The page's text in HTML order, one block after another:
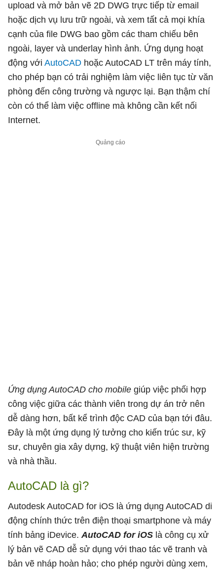
upload và mở bản vẽ 2D DWG trực tiếp từ email
hoặc dịch vụ lưu trữ ngoài, và xem tất cả mọi khía
cạnh của file DWG bao gồm các tham chiếu bên
ngoài, layer và underlay hình ảnh. Ứng dụng hoạt
động với AutoCAD hoặc AutoCAD LT trên máy tính,
cho phép bạn có trải nghiệm làm việc liên tục từ văn
phòng đến công trường và ngược lại. Bạn thậm chí
còn có thể làm việc offline mà không cần kết nối
Internet.
Ứng dụng AutoCAD cho mobile giúp việc phối hợp
công việc giữa các thành viên trong dự án trở nên
dễ dàng hơn, bất kể trình độc CAD của bạn tới đâu.
Đây là một ứng dụng lý tưởng cho kiến trúc sư, kỹ
sư, chuyên gia xây dựng, kỹ thuật viên hiện trường
và nhà thầu.
AutoCAD là gì?
Autodesk AutoCAD for iOS là ứng dụng AutoCAD di
động chính thức trên điện thoại smartphone và máy
tính bảng iDevice.AutoCAD for iOS là công cụ xử
lý bản vẽ CAD dễ sử dụng với thao tác vẽ tranh và
bản vẽ nháp hoàn hảo; cho phép người dùng xem,